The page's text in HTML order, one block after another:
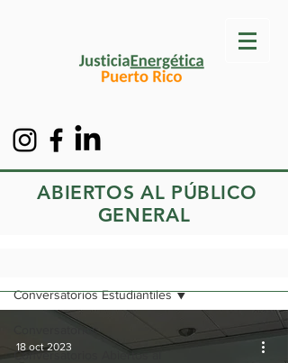
ABIERTOS AL PÚBLICO
GENERAL
Conversatorios
Conversatorios Abiertos al
Conversatorios Estudiantiles
18 oct 2023